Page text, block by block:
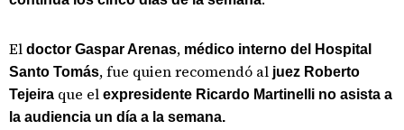
El doctor Gaspar Arenas, médico interno del Hospital
Santo Tomás, fue quien recomendó al juez Roberto
Tejeira que el expresidente Ricardo Martinelli no asista a
la audiencia un día a la semana.